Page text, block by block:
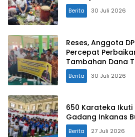
Berita 30 Juli 2026
Reses, Anggota
Percepat
Tambahan Dana
Berita 30 Juli 2026
650 Karateka
Gadang Inkanas
Berita 27 Juli 2026